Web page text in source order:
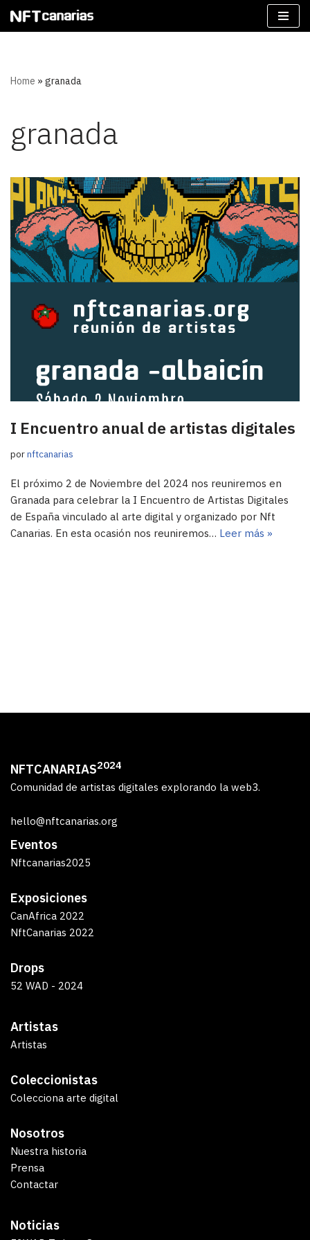
Home » granada
granada
I Encuentro anual de artistas digitales
pornftcanarias
El próximo 2 de Noviembre del 2024 nos reuniremos en
Granada para celebrar la I Encuentro de Artistas Digitales
de España vinculado al arte digital y organizado por Nft
Canarias. En esta ocasión nos reuniremos… Leer más »
NFTCANARIAS2024
Comunidad de artistas digitales explorando la web3.
hello@nftcanarias.org
Eventos
Nftcanarias2025
Exposiciones
CanAfrica 2022
NftCanarias 2022
Drops
52 WAD - 2024
Artistas
Artistas
Coleccionistas
Colecciona arte digital
Nosotros
Nuestra historia
Prensa
Contactar
Noticias